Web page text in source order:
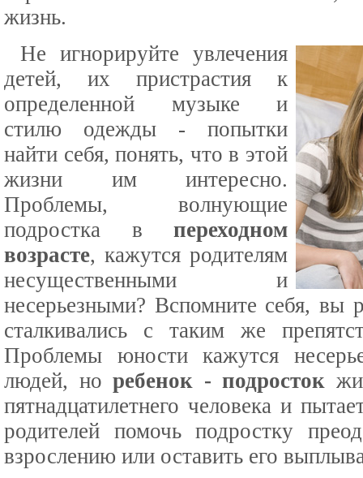
жизнь.
Не игнорируйте увлечения
детей, их пристрастия к
определенной музыке и
стилю одежды - попытки
найти себя, понять, что в этой
жизни им интересно.
Проблемы, волнующие
подростка в переходном
возрасте, кажутся родителям
несущественными и
несерьезными? Вспомните себя,
сталкивались с таким же
Проблемы юности кажутся
людей, но ребенок - подросток
пятнадцатилетнего человека и
родителей помочь подростку
взрослению или оставить его